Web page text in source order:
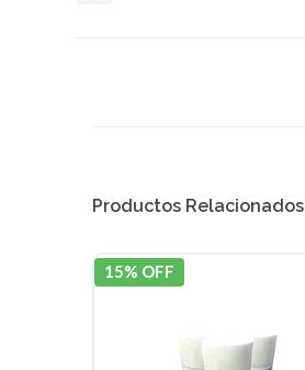
Productos Relacionados
15% OFF